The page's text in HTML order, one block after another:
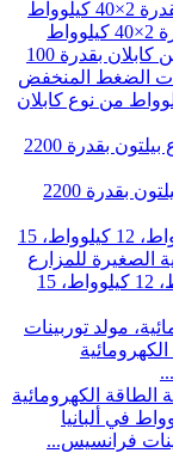
مروحي هيدروليكي بقدرة 100 كيلوواط من نوع كابلان
مولد توربيني يعمل بعجلة مائية من نوع بيلتون بقدرة 2200
توربينات كابلان صغيرة بقدرة 10 كيلوواط، 12 كيلوواط، 15
فرانسيس...